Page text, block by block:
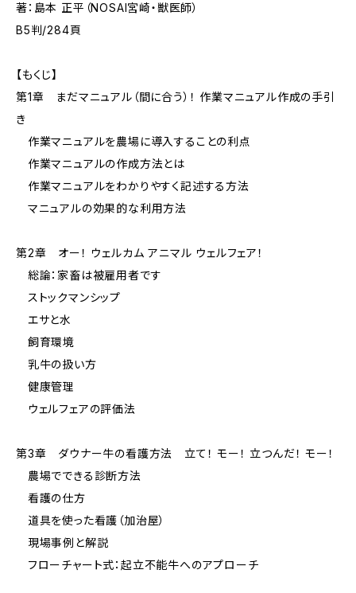
著：島本 正平（NOSAI宮崎・獣医師）
B5判/284頁
【もくじ】
第1章 まだマニュアル（間に合う）！ 作業マニュアル作成の手引
き
作業マニュアルを農場に導入することの利点
作業マニュアルの作成方法とは
作業マニュアルをわかりやすく記述する方法
マニュアルの効果的な利用方法
第2章 オー！ ウェルカム アニマル ウェルフェア！
総論：家畜は被雇用者です
ストックマンシップ
エサと水
飼育環境
乳牛の扱い方
健康管理
ウェルフェアの評価法
第3章 ダウナー牛の看護方法 立て！ モー！ 立つんだ！ モー！
農場でできる診断方法
看護の仕方
道具を使った看護（加治屋）
現場事例と解説
フローチャート式：起立不能牛へのアプローチ